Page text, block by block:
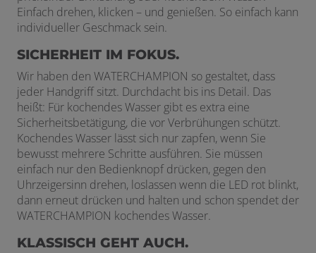
Einfach drehen, klicken – und genießen. So einfach kann
individueller Geschmack sein.
SICHERHEIT IM FOKUS.
Wir haben den WATERCHAMPION so gestaltet, dass
jeder Handgriff sitzt. Durchdacht bis ins Detail. Das
heißt: Für kochendes Wasser gibt es extra eine
Sicherheitsbetätigung, die vor Verbrühungen schützt.
Kochendes Wasser lässt sich nur zapfen, wenn Sie
bewusst mehrere Schritte ausführen. Sie müssen
einfach nur den Bedienknopf drücken, gegen den
Uhrzeigersinn drehen, loslassen wenn die LED rot blinkt,
dann erneut drücken und halten und schon spendet der
WATERCHAMPION kochendes Wasser.
KLASSISCH GEHT AUCH.